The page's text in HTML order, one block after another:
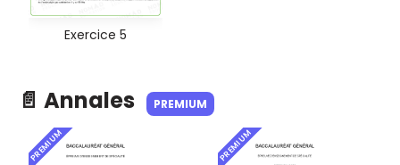
Exercice 5
📄 Annales PREMIUM
PREMIUM PREMIUM